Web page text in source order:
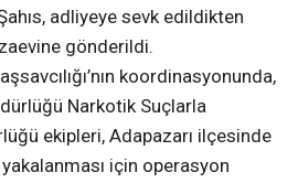
adliyeye sevk edildikten
gönderildi.
koordinasyonunda,
Narkotik Suçlarla
ekipleri, Adapazarı ilçesinde
için operasyon